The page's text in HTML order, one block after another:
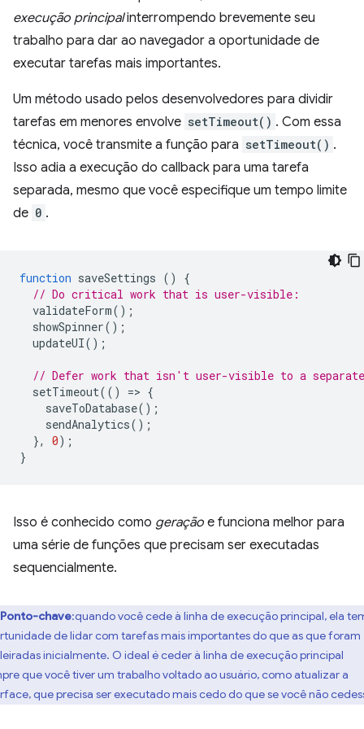
execução principalinterrompendo brevemente seu
trabalho para dar ao navegador a oportunidade de
executar tarefas mais importantes.
Um método usado pelos desenvolvedores para dividir
tarefas em menores envolve setTimeout() . Com essa
técnica, você transmite a função para setTimeout() .
Isso adia a execução do callback para uma tarefa
separada, mesmo que você especifique um tempo limite
de 0 .
function saveSettings ()
{
// Do critical work that is user-visible:
validateForm();
showSpinner();
updateUI();
// Defer work that isn't user-visible to a
setTimeout(() => {
saveToDatabase();
sendAnalytics();
},
0);
}
Isso é conhecido como geração e funciona melhor para
uma série de funções que precisam ser executadas
sequencialmente.
Ponto-chave:quando você cede à linha de execução principal, ela
de lidar com tarefas mais importantes do que as que foram
inicialmente. O ideal é ceder à linha de execução principal
que você tiver um trabalho voltado ao usuário, como atualizar a
que precisa ser executado mais cedo do que se você não